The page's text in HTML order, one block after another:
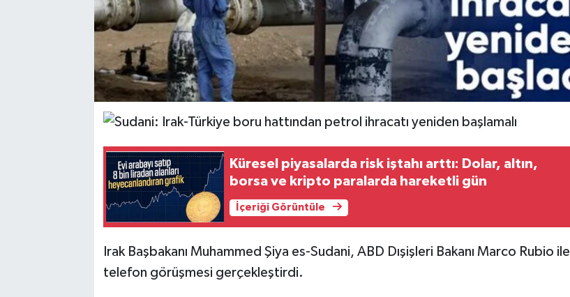
Küresel piyasalarda risk iştahı arttı: Dolar, altın,
borsa ve kripto paralarda hareketli gün
İçeriği Görüntüle
Irak Başbakanı Muhammed Şiya es-Sudani, ABD Dışişleri Bakanı Marco Rubio ile
telefon görüşmesi gerçekleştirdi.